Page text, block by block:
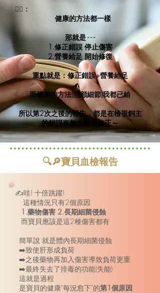
👩‍⚕️：
健康的方法都一樣
那就是 - - -
1.修正錯誤 停止傷害
2.營養給足 開始修復
重點就是：修正錯誤+營養給足
而健康的方法(照顧細節)我都已給
所以第2次之後的報告，都是在檢視飼主
的錯誤有無全部都修正～
🔍🔎寶貝血檢報告
✍️哇! 十倍跳躍!
這種情況只有2個原因
1.藥物傷害 2.長期細菌侵蝕
而寶貝應該是這2種傷害都有
簡單說 就是體內長期細菌侵蝕
➡️致使肝形成負荷
➡️之後藥物再加入傷害導致負荷更重
➡️最終失去了排毒的功能(失能)
這就是過程
是寶貝的健康"每況愈下"的第1個原因